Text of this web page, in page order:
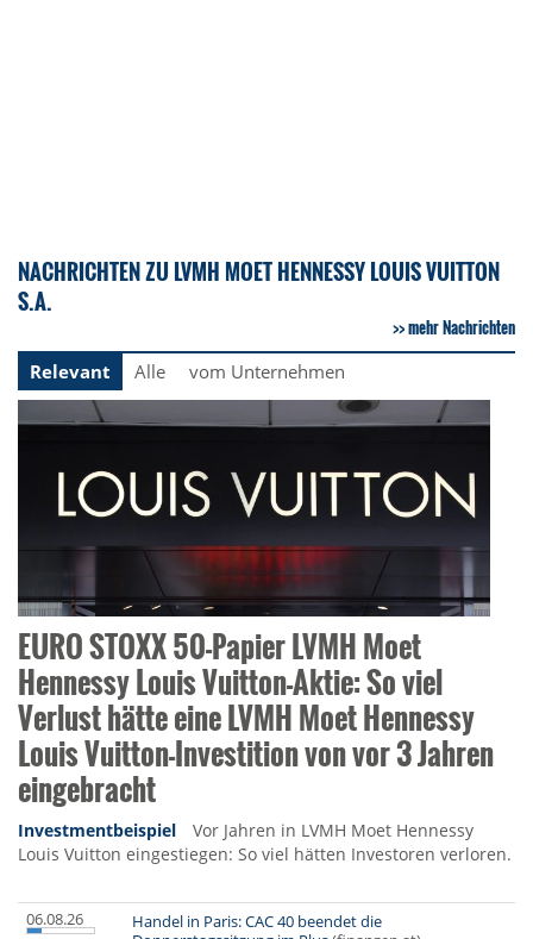
NACHRICHTEN ZU LVMH MOET HENNESSY LOUIS VUITTON
S.A.
mehr Nachrichten
Relevant
Alle vom Unternehmen
EURO STOXX 50-Papier LVMH Moet
Hennessy Louis Vuitton-Aktie: So viel
Verlust hätte eine LVMH Moet Hennessy
Louis Vuitton-Investition von vor 3 Jahren
eingebracht
Investmentbeispiel
Vor Jahren in LVMH Moet Hennessy
Louis Vuitton eingestiegen: So viel hätten Investoren verloren.
06.08.26
Handel in Paris: CAC 40 beendet die